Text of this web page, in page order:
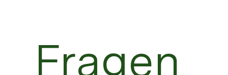
Fragen